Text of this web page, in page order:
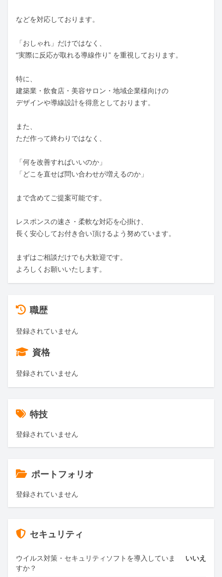
などを対応しております。
「おしゃれ」だけではなく、
“実際に反応が取れる導線作り” を重視しております。
特に、
建築業・飲食店・美容サロン・地域企業様向けの
デザインや導線設計を得意としております。
また、
ただ作って終わりではなく、
「何を改善すればいいのか」
「どこを直せば問い合わせが増えるのか」
まで含めてご提案可能です。
レスポンスの速さ・柔軟な対応を心掛け、
長く安心してお付き合い頂けるよう努めています。
まずはご相談だけでも大歓迎です。
よろしくお願いいたします。
職歴
登録されていません
資格
登録されていません
特技
登録されていません
ポートフォリオ
登録されていません
セキュリティ
ウイルス対策・セキュリティソフトを導入していま
すか？
いいえ